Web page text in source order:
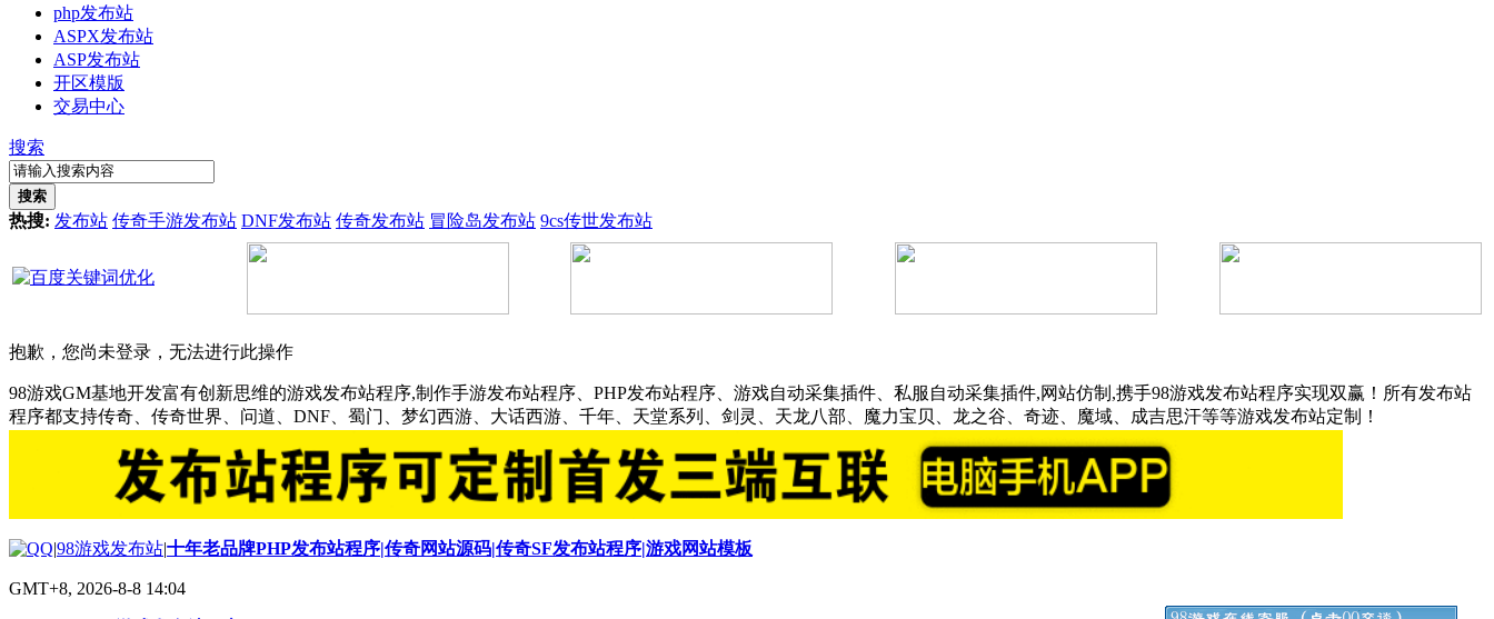
php发布站
ASPX发布站
ASP发布站
开区模版
交易中心
搜索
搜索
热搜: 发布站 传奇手游发布站 DNF发布站 传奇发布站 冒险岛发布站 9cs传世发布站
抱歉，您尚未登录，无法进行此操作
98游戏GM基地开发富有创新思维的游戏发布站程序,制作手游发布站程序、PHP发布站程序、游戏自动采集插件、私服自动采集插件,网站仿制,携手98游戏发布站程序实现双赢！所有发布站
程序都支持传奇、传奇世界、问道、DNF、蜀门、梦幻西游、大话西游、千年、天堂系列、剑灵、天龙八部、魔力宝贝、龙之谷、奇迹、魔域、成吉思汗等等游戏发布站定制！
|98游戏发布站|十年老品牌PHP发布站程序|传奇网站源码|传奇SF发布站程序|游戏网站模板
GMT+8, 2026-8-8 14:04